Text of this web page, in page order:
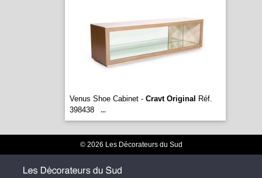
Venus Shoe Cabinet - Cravt Original Réf.
398438
...
© 2026 Les Décorateurs du Sud